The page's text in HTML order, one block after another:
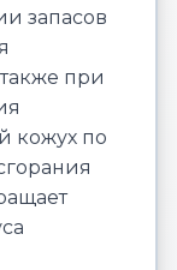
запасов
при
кожух по